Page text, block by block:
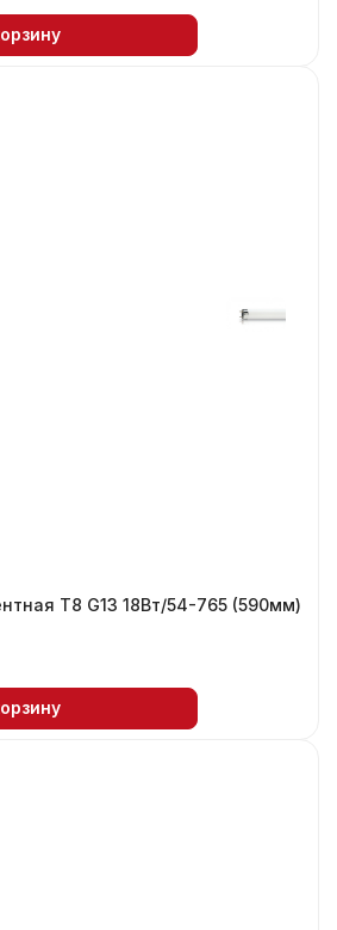
T8 G13 18Вт/54-765 (590мм)